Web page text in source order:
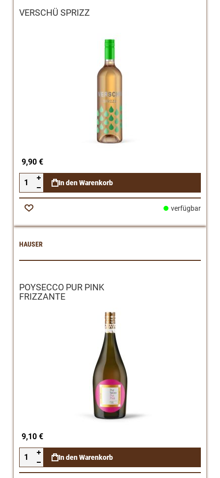
VERSCHÜ SPRIZZ
9,90 €
In den Warenkorb
Zur
verfügbar
HAUSER
POYSECCO PUR PINK
FRIZZANTE
9,10 €
In den Warenkorb